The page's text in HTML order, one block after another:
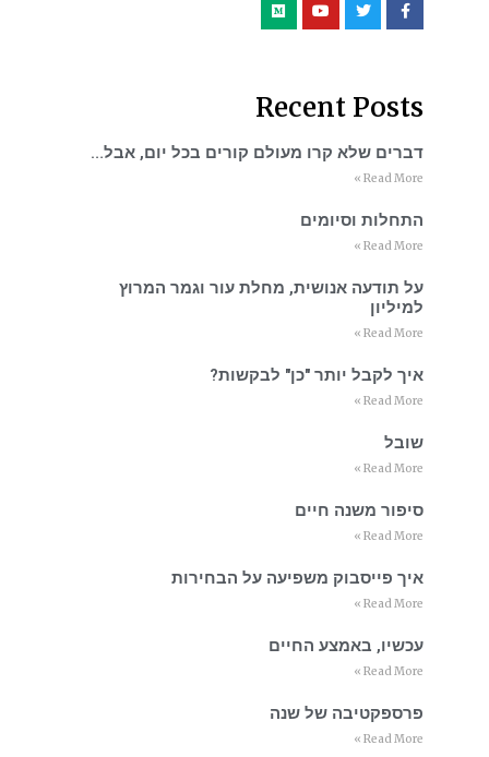
Recent Posts
דברים שלא קרו מעולם קורים בכל יום, אבל…
Read More »
התחלות וסיומים
Read More »
על תודעה אנושית, מחלת עור וגמר המרוץ
למיליון
Read More »
איך לקבל יותר "כן" לבקשות?
Read More »
שובל
Read More »
סיפור משנה חיים
Read More »
איך פייסבוק משפיעה על הבחירות
Read More »
עכשיו, באמצע החיים
Read More »
פרספקטיבה של שנה
Read More »